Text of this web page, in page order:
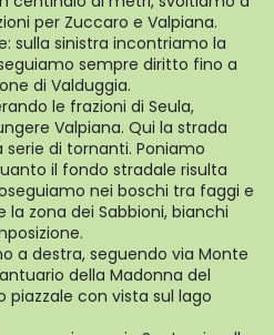
per Zuccaro e Valpiana.
sulla sinistra incontriamo la
sempre diritto fino a
di Valduggia.
le frazioni di Seula,
Valpiana. Qui la strada
di tornanti. Poniamo
il fondo stradale risulta
nei boschi tra faggi e
zona dei Sabbioni, bianchi
a destra, seguendo via Monte
della Madonna del
piazzale con vista sul lago